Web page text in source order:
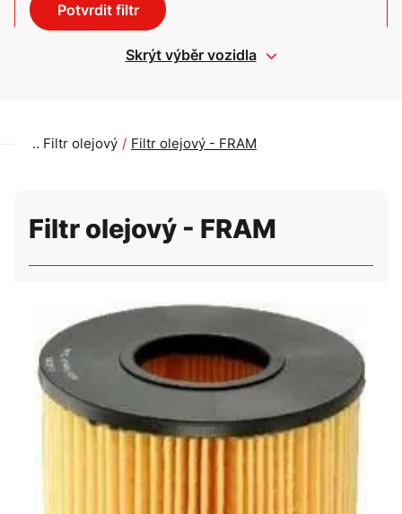
Potvrdit filtr
Skrýt výběr vozidla
Filtr olejový Filtr olejový - FRAM
Filtr olejový - FRAM